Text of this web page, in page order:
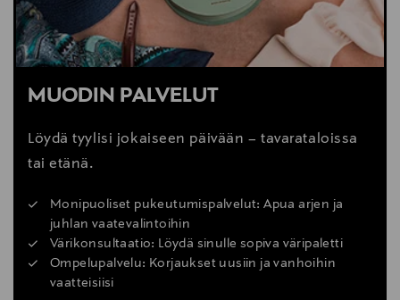
MUODIN PALVELUT
Löydä tyylisi jokaiseen päivään – tavarataloissa
tai etänä.
Monipuoliset pukeutumispalvelut: Apua arjen ja
juhlan vaatevalintoihin
Värikonsultaatio: Löydä sinulle sopiva väripaletti
Ompelupalvelu: Korjaukset uusiin ja vanhoihin
vaatteisiisi